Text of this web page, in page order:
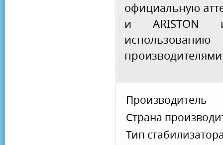
официальную
и ARISTON
Производитель
Страна
Тип